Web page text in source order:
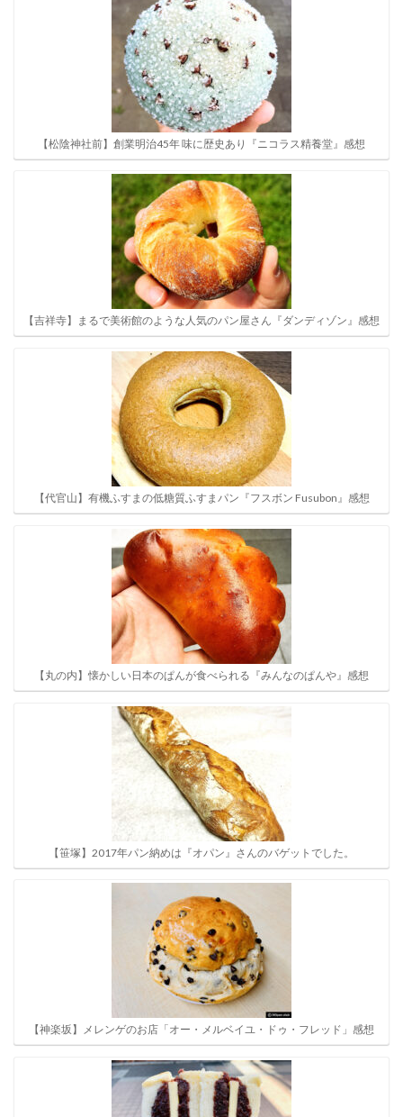
【松陰神社前】創業明治45年 味に歴史あり『ニコラス精養堂』感想
【吉祥寺】まるで美術館のような人気のパン屋さん『ダンディゾン』感想
【代官山】有機ふすまの低糖質ふすまパン『フスボン Fusubon』感想
【丸の内】懐かしい日本のぱんが食べられる『みんなのぱんや』感想
【笹塚】2017年パン納めは『オパン』さんのバゲットでした。
【神楽坂】メレンゲのお店「オー・メルベイユ・ドゥ・フレッド」感想